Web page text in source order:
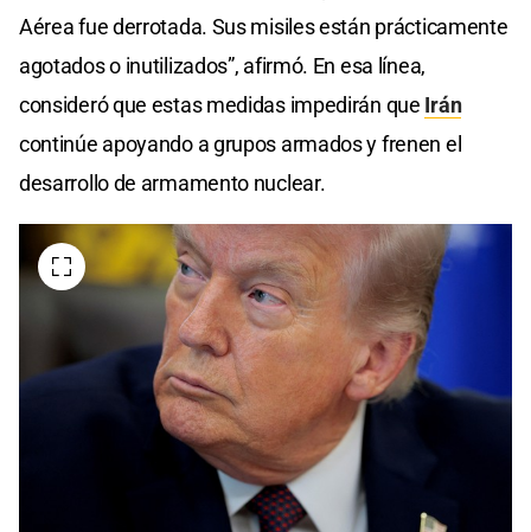
Aérea fue derrotada. Sus misiles están prácticamente
agotados o inutilizados”, afirmó. En esa línea,
consideró que estas medidas impedirán que Irán
continúe apoyando a grupos armados y frenen el
desarrollo de armamento nuclear.